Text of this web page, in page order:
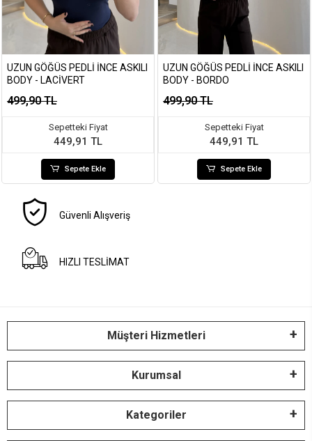
UZUN GÖĞÜS PEDLI İNCE ASKILI
BODY - LACIVERT
499,90 TL
Sepetteki Fiyat
449,91 TL
Sepete Ekle
UZUN GÖĞÜS PEDLI İNCE ASKILI
BODY - BORDO
499,90 TL
Sepetteki Fiyat
449,91 TL
Sepete Ekle
Güvenli Alışveriş
HIZLI TESLİMAT
Müşteri Hizmetleri
Kurumsal
Kategoriler